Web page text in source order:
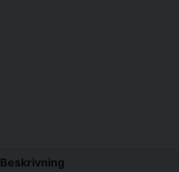
Beskrivning